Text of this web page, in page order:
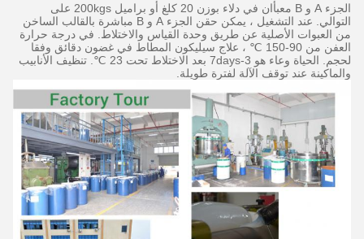
الجزء A و B معبأان في دلاء بوزن 20 كلغ أو براميل 200kgs على
التوالي.
عند التشغيل ، يمكن حقن الجزء A و B مباشرة بالقالب الساخن
من العبوات الأصلية عن طريق وحدة القياس والاختلاط.
في درجة حرارة
العفن من 90-150 ℃ ، علاج سيليكون المطاط في غضون دقائق وفقا
لحجم.
الحياة وعاء هو 3-7days بعد الاختلاط تحت 23 ℃.
تنظيف الأنابيب
والماكينة عند توقف الآلة لفترة طويلة.